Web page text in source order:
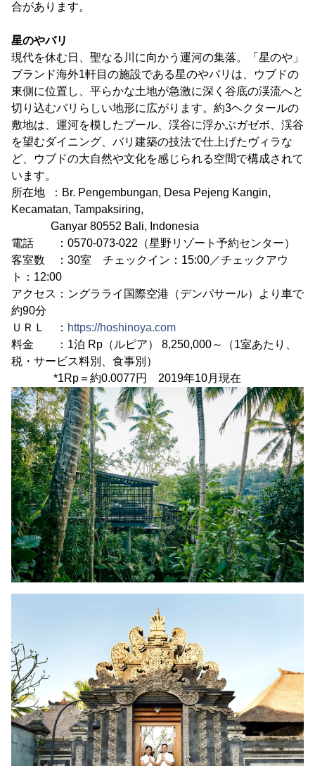
合があります。
星のやバリ
現代を休む日、聖なる川に向かう運河の集落。「星のや」
ブランド海外1軒目の施設である星のやバリは、ウブドの
東側に位置し、平らかな土地が急激に深く谷底の渓流へと
切り込むバリらしい地形に広がります。約3ヘクタールの
敷地は、運河を模したプール、渓谷に浮かぶガゼボ、渓谷
を望むダイニング、バリ建築の技法で仕上げたヴィラな
ど、ウブドの大自然や文化を感じられる空間で構成されて
います。
所在地 ：Br. Pengembungan, Desa Pejeng Kangin,
Kecamatan, Tampaksiring,
Ganyar 80552 Bali, Indonesia
電話 ：0570-073-022（星野リゾート予約センター）
客室数 ：30室 チェックイン：15:00／チェックアウ
ト：12:00
アクセス：ングラライ国際空港（デンパサール）より車で
約90分
ＵＲＬ ： https://hoshinoya.com
料金 ：1泊 Rp（ルピア） 8,250,000～（1室あたり、
税・サービス料別、食事別）
*1Rp＝約0.0077円 2019年10月現在